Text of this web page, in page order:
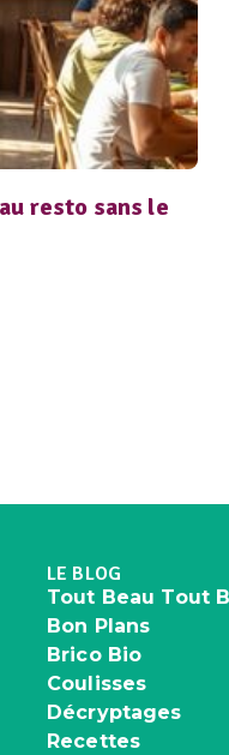
resto sans le
LE BLOG
Tout Beau Tout
Bon Plans
Brico Bio
Coulisses
Décryptages
Recettes